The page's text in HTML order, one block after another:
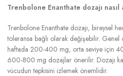
Trenbolone Enanthate dozajı nasıl
Trenbolone Enanthate dozajı, bireysel
toleransa bağlı olarak değişebilir. Genel
haftada 200-400 mg, orta seviye için
600-800 mg dozajlar önerilir. Dozajı
vücudun tepkisini izlemek önemlidir.